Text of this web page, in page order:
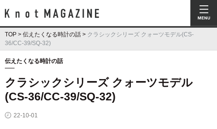
Knot Magazine ノットマガジン
TOP > 伝えたくなる時計の話 > クラシックシリーズ クォーツモデル(CS-
36/CC-39/SQ-32)
伝えたくなる時計の話
クラシックシリーズ クォーツモデル
(CS-36/CC-39/SQ-32)
22-10-01